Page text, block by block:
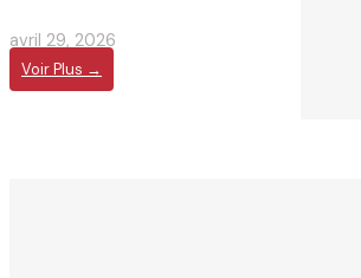
avril 29, 2026
Voir Plus →